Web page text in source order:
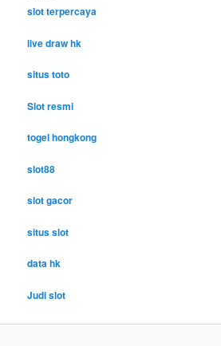
slot terpercaya
live draw hk
situs toto
Slot resmi
togel hongkong
slot88
slot gacor
situs slot
data hk
Judi slot